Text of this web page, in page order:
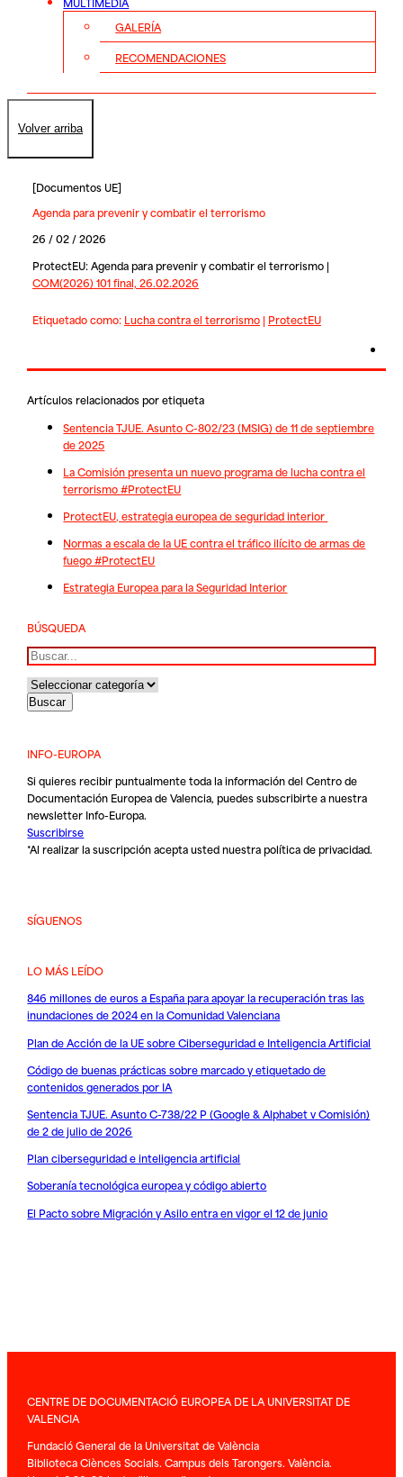
GALERÍA
RECOMENDACIONES
Volver arriba
[Documentos UE]
Agenda para prevenir y combatir el terrorismo
26 / 02 / 2026
ProtectEU: Agenda para prevenir y combatir el terrorismo |
COM(2026) 101 final, 26.02.2026
Etiquetado como: Lucha contra el terrorismo| ProtectEU
Artículos relacionados por etiqueta
Sentencia TJUE. Asunto C-802/23 (MSIG) de 11 de septiembre
de 2025
La Comisión presenta un nuevo programa de lucha contra el
terrorismo #ProtectEU
ProtectEU, estrategia europea de seguridad interior
Normas a escala de la UE contra el tráfico ilícito de armas de
fuego #ProtectEU
Estrategia Europea para la Seguridad Interior
BÚSQUEDA
Buscar
INFO-EUROPA
Si quieres recibir puntualmente toda la información del Centro de
Documentación Europea de Valencia, puedes subscribirte a nuestra
newsletter Info-Europa.
Suscribirse
*Al realizar la suscripción acepta usted nuestrapolítica de privacidad.
SÍGUENOS
LO MÁS LEÍDO
846 millones de euros a España para apoyar la recuperación tras las
inundaciones de 2024 en la Comunidad Valenciana
Plan de Acción de la UE sobre Ciberseguridad e Inteligencia Artificial
Código de buenas prácticas sobre marcado y etiquetado de
contenidos generados por IA
Sentencia TJUE. Asunto C-738/22 P (Google & Alphabet v Comisión)
de 2 de julio de 2026
Plan ciberseguridad e inteligencia artificial
Soberanía tecnológica europea y código abierto
El Pacto sobre Migración y Asilo entra en vigor el 12 de junio
CENTRE DE DOCUMENTACIÓ EUROPEA DE LA UNIVERSITAT DE
VALENCIA
Fundació General de la Universitat de València
Biblioteca Ciènces Socials. Campus dels Tarongers. València.